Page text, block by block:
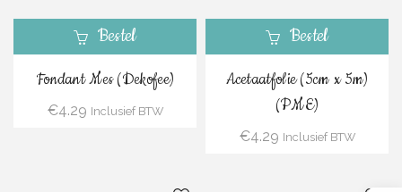
Bestel
Fondant Mes (Dekofee)
€4.29 Inclusief BTW
Bestel
Acetaatfolie (5cm x 5m)
(PME)
€4.29 Inclusief BTW